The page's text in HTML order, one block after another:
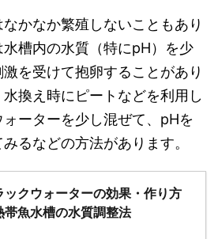
かなか繁殖しないこともあり
水槽内の水質（特にpH）を少
を受けて抱卵することがあり
換え時にピートなどを利用し
ーターを少し混ぜて、pHを
るなどの方法があります。
ックウォーターの効果・作り方
帯魚水槽の水質調整法